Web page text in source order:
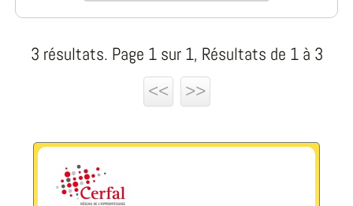
3 résultats. Page 1 sur 1, Résultats de 1 à 3
<<
>>